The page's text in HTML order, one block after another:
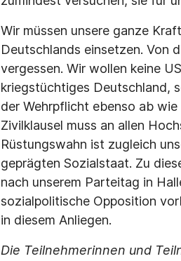
Wir müssen unsere ganze
Deutschlands einsetzen. Von
vergessen. Wir wollen keine
kriegstüchtiges Deutschland,
der Wehrpflicht ebenso ab
Zivilklausel muss an allen
Rüstungswahn ist zugleich
geprägten Sozialstaat. Zu
nach unserem Parteitag in
sozialpolitische Opposition
in diesem Anliegen.
Die Teilnehmerinnen und